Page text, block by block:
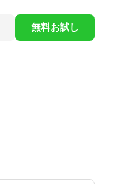
無料お試し